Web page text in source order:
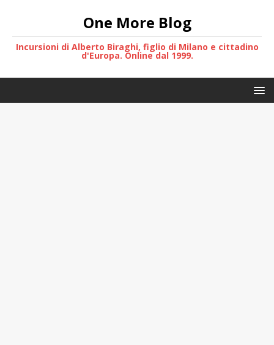
One More Blog
Incursioni di Alberto Biraghi, figlio di Milano e cittadino
d'Europa. Online dal 1999.